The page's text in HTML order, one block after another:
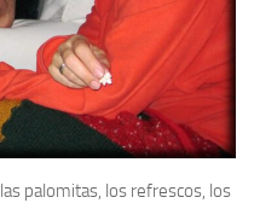
palomitas, los refrescos, los